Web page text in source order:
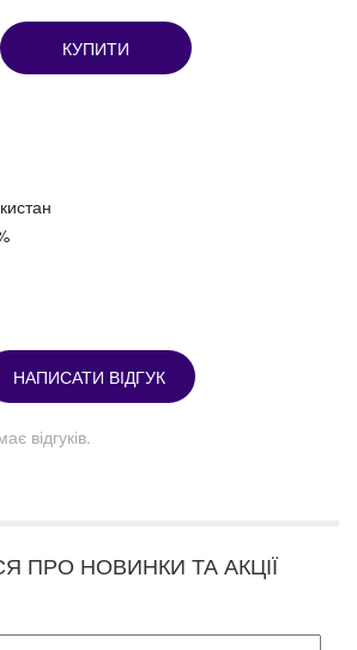
КУПИТИ
НАПИСАТИ ВІДГУК
відгуків.
ПРО НОВИНКИ ТА АКЦІЇ